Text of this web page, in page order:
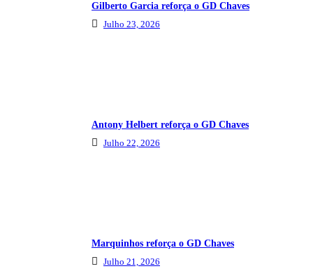
Gilberto Garcia reforça o GD Chaves
Julho 23, 2026
Antony Helbert reforça o GD Chaves
Julho 22, 2026
Marquinhos reforça o GD Chaves
Julho 21, 2026